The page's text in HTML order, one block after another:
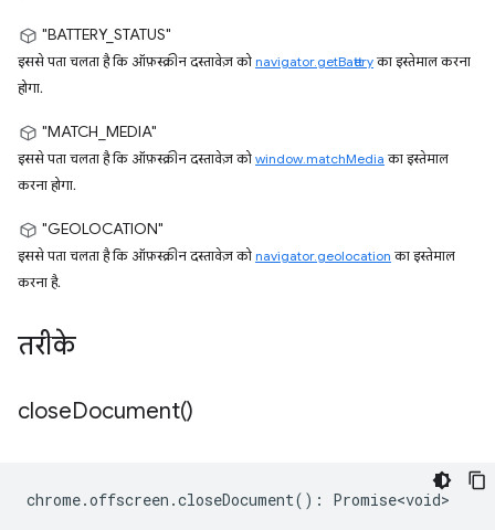
"BATTERY_STATUS"
इससे पता चलता है कि ऑफ़स्क्रीन दस्तावेज़ को navigator.getBattery का इस्तेमाल करना
होगा.
"MATCH_MEDIA"
इससे पता चलता है कि ऑफ़स्क्रीन दस्तावेज़ को window.matchMedia का इस्तेमाल
करना होगा.
"GEOLOCATION"
इससे पता चलता है कि ऑफ़स्क्रीन दस्तावेज़ को navigator.geolocation का इस्तेमाल
करना है.
तरीके
closeDocument()
chrome.offscreen .closeDocument() : Promise<void>